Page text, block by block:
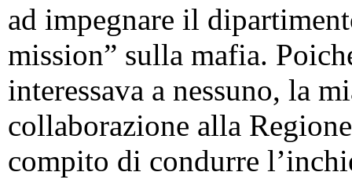
ad impegnare il
mission” sulla mafia.
interessava a nessuno, la
collaborazione alla
compito di condurre